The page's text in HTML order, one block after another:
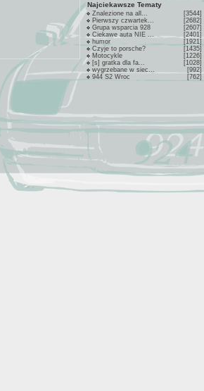
Najciekawsze Tematy
Znalezione na all...
[3544]
Pierwszy czwartek...
[2682]
Grupa wsparcia 928
[2607]
Ciekawe auta NIE ...
[2401]
humor
[1921]
Czyje to porsche?
[1435]
Motocykle
[1226]
[s] gratka dla fa...
[1028]
wygrzebane w siec...
[992]
944 S2 Wroc
[762]